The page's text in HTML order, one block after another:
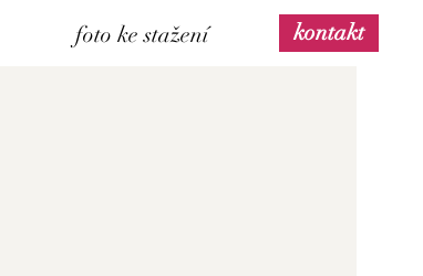
foto ke stažení kontakt